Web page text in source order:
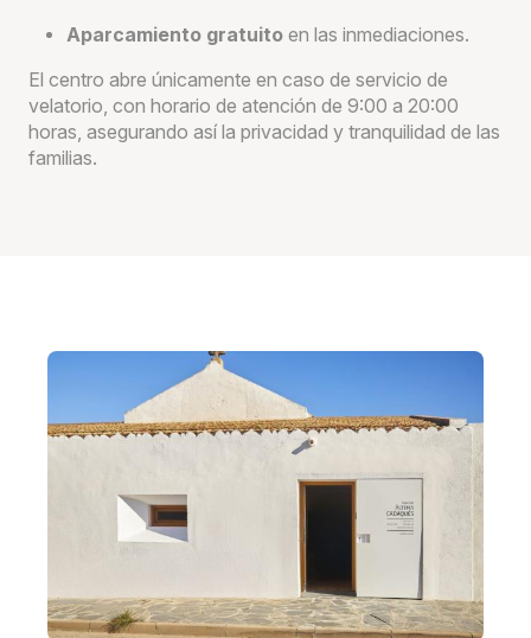
Aparcamiento gratuito en las inmediaciones.
El centro abre únicamente en caso de servicio de
velatorio, con horario de atención de 9:00 a 20:00
horas, asegurando así la privacidad y tranquilidad de las
familias.